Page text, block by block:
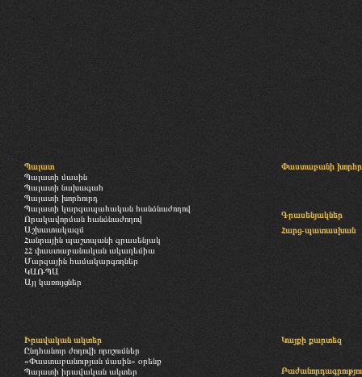
Պալատ
Պալատի մասին
Պալատի նախագահ
Պալատի խորհուրդ
Պալատի կարգապահական հանձնաժողով
Որակավորման հանձնաժողով
Աշխատակազմ
Հանրային պաշտպանի գրասենյակ
ՀՀ փաստաբանական ակադեմիա
Մարզային համակարգողներ
ԿԱՌՊԱ
Այլ կառույցներ
Փաստաբանի
Գրասենյակներ
Հարց-պատասխան
Իրավական ակտեր
Ընդհանուր ժողովի որոշումներ
«Փաստաբանության մասին» օրենք
Պալատի իրավական ակտեր
Կայքի քարտեզ